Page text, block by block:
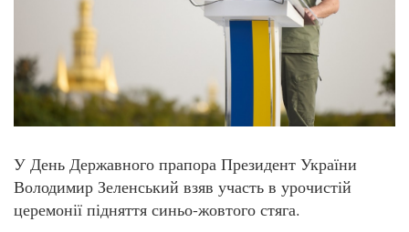
У День Державного прапора Президент України
Володимир Зеленський взяв участь в урочистій
церемонії підняття синьо-жовтого стяга.